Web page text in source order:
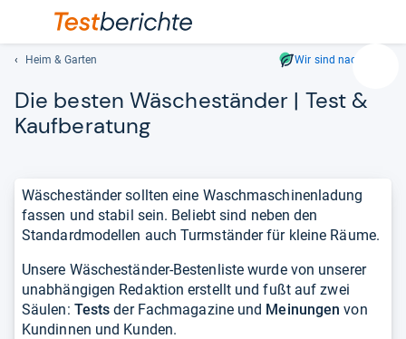
Geben
ein.
und
sich
Heim & Garten Wir sind nachhaltig
Die bes­ten Wäsche­stän­der | Test &
Kauf­be­ra­tung
Wäscheständer sollten eine Waschmaschinenladung
fassen und stabil sein. Beliebt sind neben den
Standardmodellen auch Turmständer für kleine Räume.
Unsere Wäscheständer-Bestenliste wurde von unserer
unabhängigen Redaktion erstellt und fußt auf zwei
Säulen: Tests der Fachmagazine und Meinungen von
Kundinnen und Kunden.